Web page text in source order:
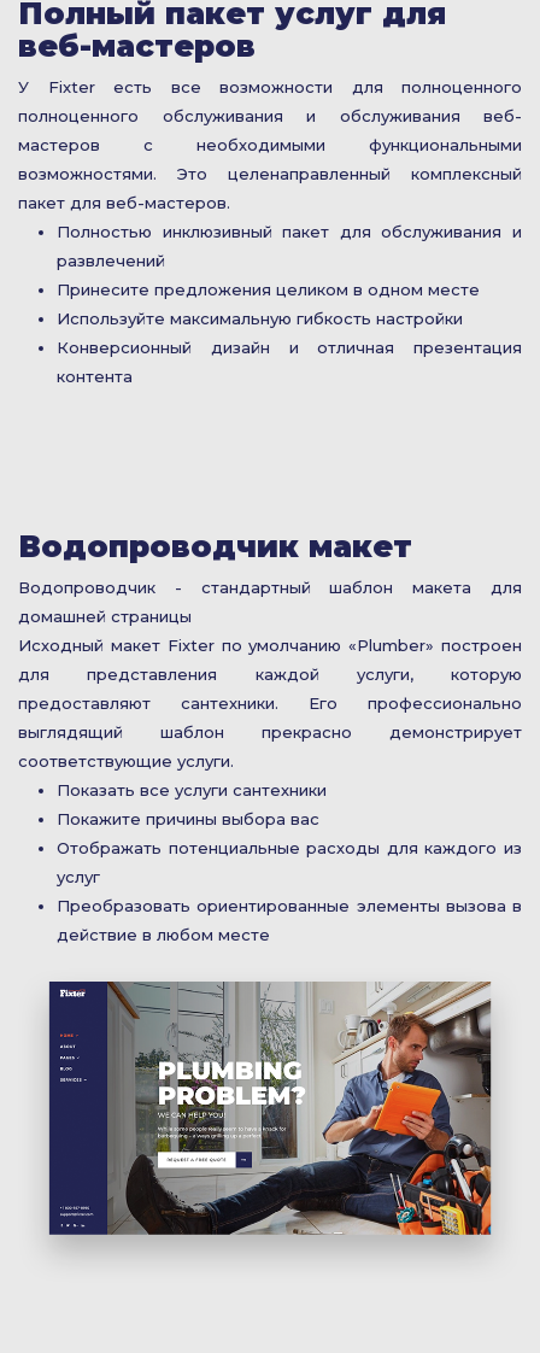
Полный пакет услуг для
веб-мастеров
У Fixter есть все возможности для полноценного
полноценного обслуживания и обслуживания веб-
мастеров с необходимыми функциональными
возможностями. Это целенаправленный комплексный
пакет для веб-мастеров.
Полностью инклюзивный пакет для обслуживания и
развлечений
Принесите предложения целиком в одном месте
Используйте максимальную гибкость настройки
Конверсионный дизайн и отличная презентация
контента
Водопроводчик макет
Водопроводчик - стандартный шаблон макета для
домашней страницы
Исходный макет Fixter по умолчанию «Plumber» построен
для представления каждой услуги, которую
предоставляют сантехники. Его профессионально
выглядящий шаблон прекрасно демонстрирует
соответствующие услуги.
Показать все услуги сантехники
Покажите причины выбора вас
Отображать потенциальные расходы для каждого из
услуг
Преобразовать ориентированные элементы вызова в
действие в любом месте